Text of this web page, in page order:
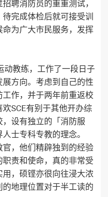
聘消防员的重重测试，
完成体检后就可接受训
为广大市民服务，发挥
动教练，工作了一段日子
方向。考虑到自己的性
作，并于两年前重返校
SCE有别于其他开办综
设有独立的「消防服
士专科专教的理念。
官，他们精辟独到的经验
责和使命，真的非常受
，硕铿亦很向往浸大浓
地理位置对于半工读的